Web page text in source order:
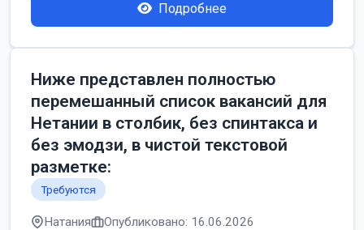
Подробнее
Ниже представлен полностью
перемешанный список вакансий для
Нетании в столбик, без спинтакса и
без эмодзи, в чистой текстовой
разметке:
Требуются
Натания Опубликовано: 16.06.2026